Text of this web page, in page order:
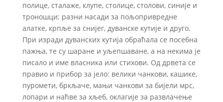
полице, сталаже, клупе, столице, столови, синије и
троношци; разни насади за пољопривредне
алатке, крпље за снијег, дуванске кутије и друго.
При изради дуванских кутија обраћала се посебна
пажња, те су шаране и уљепшаване, а на некима је
писало и име власника или стихови. Од дрвета се
правио и прибор за јело: велики чанкови, кашике,
пуромети, бркљаче, мањи чанкови за бијели мрс,
лопари и наћве за хљеб, оклагије за развлачење